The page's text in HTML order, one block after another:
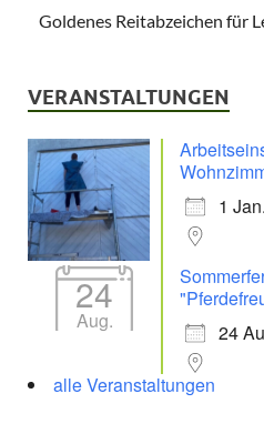
Goldenes Reitabzeichen für
VERANSTALTUNGEN
1
24
Aug.
24
alle Veranstaltungen